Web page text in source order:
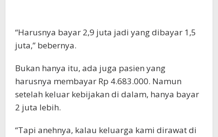
“Harusnya bayar 2,9 juta jadi yang dibayar 1,5
juta,” bebernya.
Bukan hanya itu, ada juga pasien yang
harusnya membayar Rp 4.683.000. Namun
setelah keluar kebijakan di dalam, hanya bayar
2 juta lebih.
“Tapi anehnya, kalau keluarga kami dirawat di